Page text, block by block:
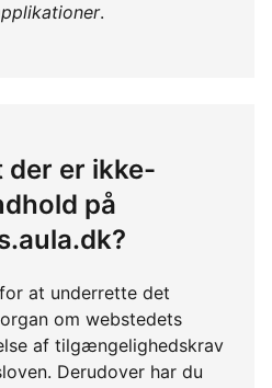
.
der er ikke-
på
at underrette det
om webstedets
af tilgængelighedskrav
Derudover har du